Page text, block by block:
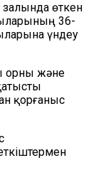
өткен
36-
үндеу
орны және
қорғаныс